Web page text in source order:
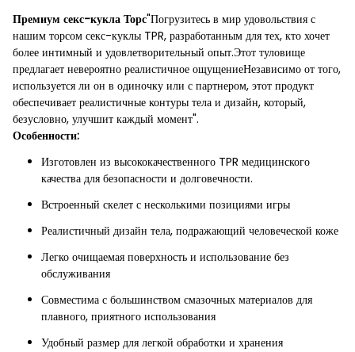
Премиум секс-кукла Торс"Погрузитесь в мир удовольствия с
нашим торсом секс-куклы TPR, разработанным для тех, кто хочет
более интимный и удовлетворительный опыт.Этот туловище
предлагает невероятно реалистичное ощущениеНезависимо от того,
используется ли он в одиночку или с партнером, этот продукт
обеспечивает реалистичные контуры тела и дизайн, который,
безусловно, улучшит каждый момент".
Особенности:
Изготовлен из высококачественного TPR медицинского
качества для безопасности и долговечности.
Встроенный скелет с несколькими позициями игры
Реалистичный дизайн тела, подражающий человеческой коже
Легко очищаемая поверхность и использование без
обслуживания
Совместима с большинством смазочных материалов для
плавного, приятного использования
Удобный размер для легкой обработки и хранения